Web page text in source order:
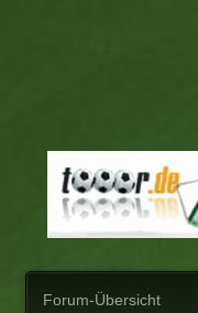
Forum-Übersicht